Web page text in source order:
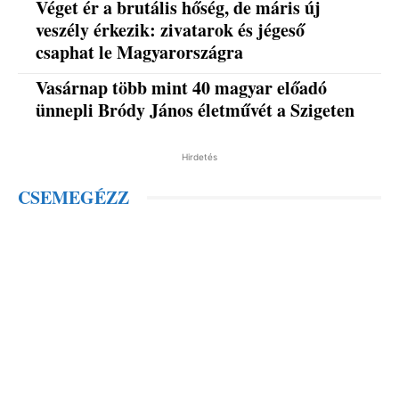
Véget ér a brutális hőség, de máris új
veszély érkezik: zivatarok és jégeső
csaphat le Magyarországra
Vasárnap több mint 40 magyar előadó
ünnepli Bródy János életművét a Szigeten
Hirdetés
CSEMEGÉZZ